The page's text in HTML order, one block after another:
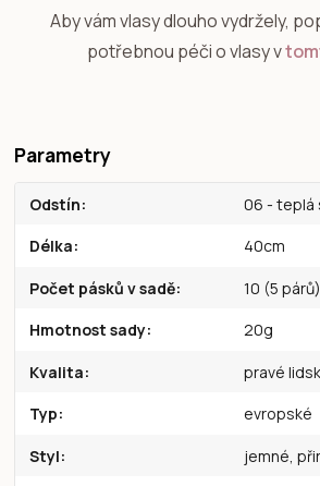
Aby vám vlasy dlouho vydržely,
potřebnou péči o vlasy v
Parametry
Odstín 06 - teplá
Délka 40cm
Počet pásků v sadě 10 (5 párů)
Hmotnost sady 20g
Kvalita pravé
Typ evropské
Styl jemné,